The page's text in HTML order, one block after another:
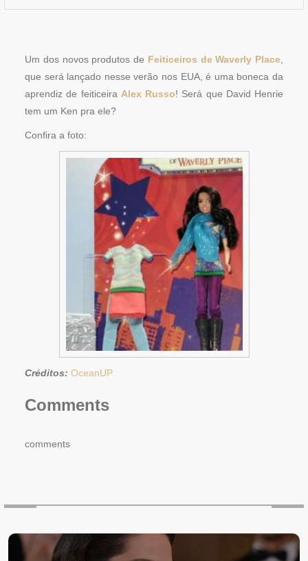
Um dos novos produtos de Feiticeiros de Waverly Place
que será lançado nesse verão nos EUA, é uma boneca da
aprendiz de feiticeira Alex Russo! Será que David Henrie
tem um Ken pra ele?
Confira a foto:
Créditos: OceanUP
Comments
comments